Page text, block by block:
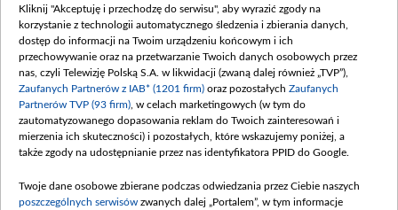
Procedura zgłoszeń wewnętrznych
Kliknij "Akceptuję i przechodzę do serwisu", aby wyrazić zgody na
korzystanie z technologii automatycznego śledzenia i zbierania danych,
dostęp do informacji na Twoim urządzeniu końcowym i ich
przechowywanie oraz na przetwarzanie Twoich danych osobowych przez
nas, czyli Telewizję Polską S.A. w likwidacji (zwaną dalej również „TVP”),
Zaufanych Partnerów z IAB* (1201 firm) oraz pozostałych Zaufanych
Partnerów TVP (93 firm) , w celach marketingowych (w tym do
zautomatyzowanego dopasowania reklam do Twoich zainteresowań i
mierzenia ich skuteczności) i pozostałych, które wskazujemy poniżej, a
także zgody na udostępnianie przez nas identyfikatora PPID do Google.
Twoje dane osobowe zbierane podczas odwiedzania przez Ciebie naszych
poszczególnych serwisów zwanych dalej „Portalem”, w tym informacje